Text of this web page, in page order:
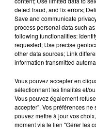
“Get Lucky” des Daft
Il a été numéro un dans
detect fraud, and fix errors;
Save and communicate
process personal data such
following functionalities:
requested; Use precise
other data sources; Link
information transmitted
Vous pouvez accepter en
sélectionnant les finalités et/
Vous pouvez également
accepter". Vos préférences
pouvez mettre à jour vos
moment via le lien "Gérer les